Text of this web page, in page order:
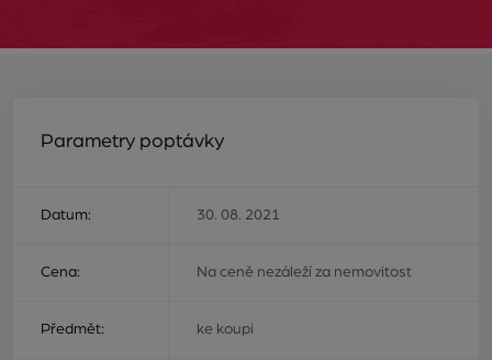
Parametry poptávky
Datum: 30. 08. 2021
Cena: Na ceně nezáleží za nemovitost
Předmět: ke koupi